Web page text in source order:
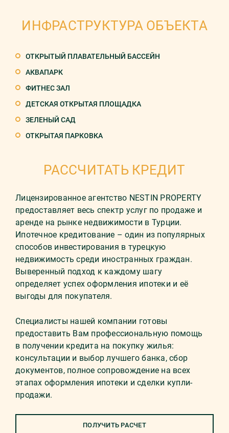
ИНФРАСТРУКТУРА ОБЪЕКТА
ОТКРЫТЫЙ ПЛАВАТЕЛЬНЫЙ БАССЕЙН
АКВАПАРК
ФИТНЕС ЗАЛ
ДЕТСКАЯ ОТКРЫТАЯ ПЛОЩАДКА
ЗЕЛЕНЫЙ САД
ОТКРЫТАЯ ПАРКОВКА
РАССЧИТАТЬ КРЕДИТ
Лицензированное агентство NESTIN PROPERTY
предоставляет весь спектр услуг по продаже и
аренде на рынке недвижимости в Турции.
Ипотечное кредитование – один из популярных
способов инвестирования в турецкую
недвижимость среди иностранных граждан.
Выверенный подход к каждому шагу
определяет успех оформления ипотеки и её
выгоды для покупателя.
Специалисты нашей компании готовы
предоставить Вам профессиональную помощь
в получении кредита на покупку жилья:
консультации и выбор лучшего банка, сбор
документов, полное сопровождение на всех
этапах оформления ипотеки и сделки купли-
продажи.
ПОЛУЧИТЬ РАСЧЕТ